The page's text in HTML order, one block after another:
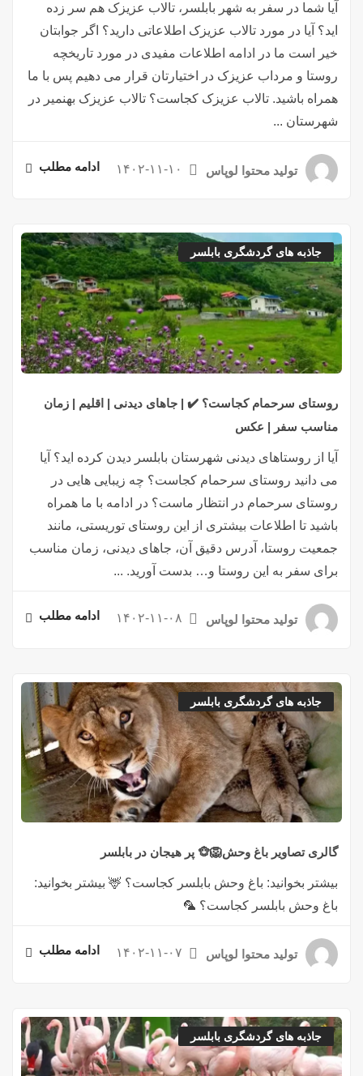
آیا شما در سفر به شهر بابلسر، تالاب عزیزک هم سر زده
اید؟ آیا در مورد تالاب عزیزک اطلاعاتی دارید؟ اگر جوابتان
خیر است ما در ادامه اطلاعات مفیدی در مورد تاریخچه
روستا و مرداب عزیزک در اختیارتان قرار می دهیم پس با ما
همراه باشید. تالاب عزیزک کجاست؟ تالاب عزیزک بهنمیر در
شهرستان ...
تولید محتوا لوپاس ۱۴۰۲-۱۱-۱۰ ادامه مطلب
جاذبه های گردشگری بابلسر
روستای سرحمام کجاست؟ ✔️ | جاهای دیدنی | اقلیم | زمان
مناسب سفر | عکس
آیا از روستاهای دیدنی شهرستان بابلسر دیدن کرده اید؟ آیا
می‌ دانید روستای سرحمام کجاست؟ چه زیبایی هایی در
روستای سرحمام در انتظار ماست؟ در ادامه با ما همراه
باشید تا اطلاعات بیشتری از این روستای توریستی، مانند
جمعیت روستا، آدرس دقیق آن، جاهای دیدنی، زمان مناسب
برای سفر به این روستا و… بدست آورید. ...
تولید محتوا لوپاس ۱۴۰۲-۱۱-۰۸ ادامه مطلب
جاذبه های گردشگری بابلسر
گالری تصاویر باغ وحش🦁🐵 پر هیجان در بابلسر
بیشتر بخوانید: باغ وحش بابلسر کجاست؟ 🦌 بیشتر بخوانید:
باغ وحش بابلسر کجاست؟ 🦜
تولید محتوا لوپاس ۱۴۰۲-۱۱-۰۷ ادامه مطلب
جاذبه های گردشگری بابلسر